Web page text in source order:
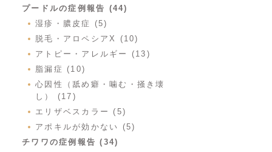
プードルの症例報告 (44)
湿疹・膿皮症 (5)
脱毛・アロペシアX (10)
アトピー・アレルギー (13)
脂漏症 (10)
心因性（舐め癖・噛む・掻き壊
し） (17)
エリザベスカラー (5)
アポキルが効かない (5)
チワワの症例報告 (34)